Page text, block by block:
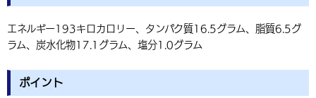
エネルギー193キロカロリー、タンパク質16.5グラム、脂質6.5グ
ラム、炭水化物17.1グラム、塩分1.0グラム
ポイント